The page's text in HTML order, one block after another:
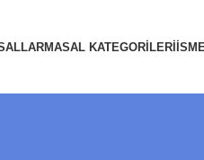
MASAL KATEGORILERI